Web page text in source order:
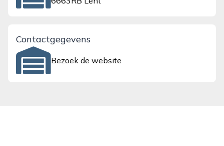
Contactgegevens
Bezoek de website